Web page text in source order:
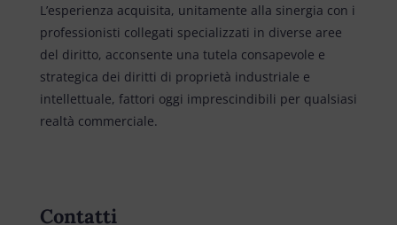
L’esperienza acquisita, unitamente alla sinergia con i
professionisti collegati specializzati in diverse aree
del diritto, acconsente una tutela consapevole e
strategica dei diritti di proprietà industriale e
intellettuale, fattori oggi imprescindibili per qualsiasi
realtà commerciale.
Contatti